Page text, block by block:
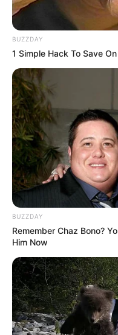
BUZZDAY
1 Simple Hack To Save
BUZZDAY
Remember Chaz Bono?
Him Now